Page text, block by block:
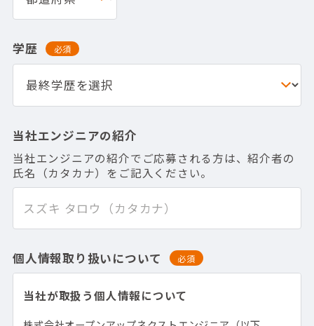
学歴 必須
当社エンジニアの紹介
当社エンジニアの紹介でご応募される方は、紹介者の
氏名（カタカナ）をご記入ください。
個人情報取り扱いについて 必須
当社が取扱う個人情報について